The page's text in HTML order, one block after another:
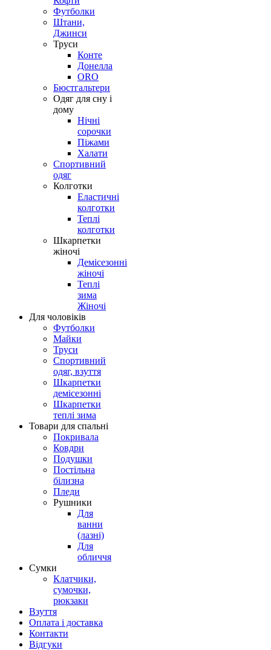
Футболки
Штани,
Джинси
Труси
Конте
Донелла
ORO
Бюстгальтери
Одяг для сну і
дому
Нічні
сорочки
Піжами
Халати
Спортивний
одяг
Колготки
Еластичні
колготки
Теплі
колготки
Шкарпетки
жіночі
Демісезонні
жіночі
Теплі
зима
Жіночі
Для чоловіків
Футболки
Майки
Труси
Спортивний
одяг, взуття
Шкарпетки
демісезонні
Шкарпетки
теплі зима
Товари для спальні
Покривала
Ковдри
Подушки
Постільна
білизна
Пледи
Рушники
Для
ванни
(лазні)
Для
обличчя
Сумки
Клатчики,
сумочки,
рюкзаки
Взуття
Оплата і доставка
Контакти
Відгуки